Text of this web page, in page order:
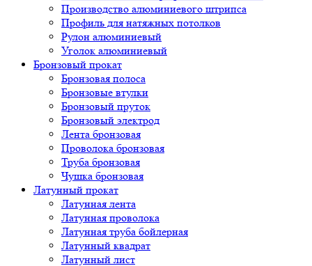
Производство алюминиевого штрипса
Профиль для натяжных потолков
Рулон алюминиевый
Уголок алюминиевый
Бронзовый прокат
Бронзовая полоса
Бронзовые втулки
Бронзовый пруток
Бронзовый электрод
Лента бронзовая
Проволока бронзовая
Труба бронзовая
Чушка бронзовая
Латунный прокат
Латунная лента
Латунная проволока
Латунная труба бойлерная
Латунный квадрат
Латунный лист